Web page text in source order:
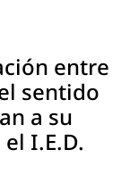
entre
sentido
a su
I.E.D.